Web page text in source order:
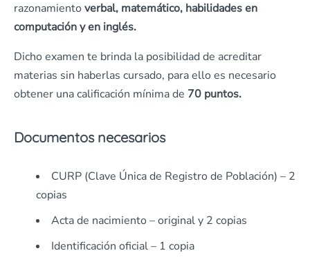
razonamiento verbal, matemático, habilidades en
computación y en inglés.
Dicho examen te brinda la posibilidad de acreditar
materias sin haberlas cursado, para ello es necesario
obtener una calificación mínima de 70 puntos.
Documentos necesarios
CURP (Clave Única de Registro de Población) – 2
copias
Acta de nacimiento – original y 2 copias
Identificación oficial – 1 copia